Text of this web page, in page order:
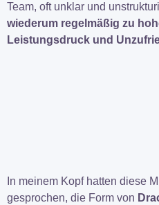
Team, oft unklar und
wiederum regelmäßig zu
Leistungsdruck und
In meinem Kopf hatten diese
gesprochen, die Form von